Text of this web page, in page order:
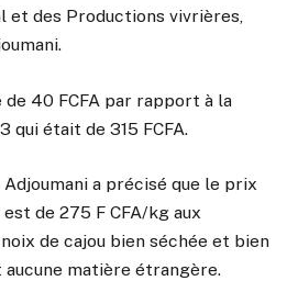
et des Productions vivrières,
40 FCFA par rapport à la
qui était de 315 FCFA.
a précisé que le prix
de 275 F CFA/kg aux
de cajou bien séchée et bien
matière étrangère.